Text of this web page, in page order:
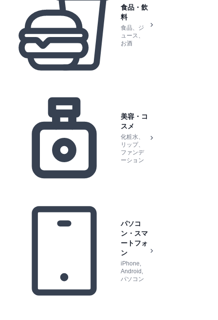
食品・飲
料
食品、ジ
ュース、
お酒
美容・コ
スメ
化粧水、
リップ、
ファンデ
ーション
パソコ
ン・スマ
ートフォ
ン
iPhone,
Android,
パソコン